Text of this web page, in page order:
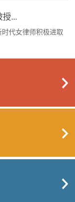
授...
代女律师积极进取